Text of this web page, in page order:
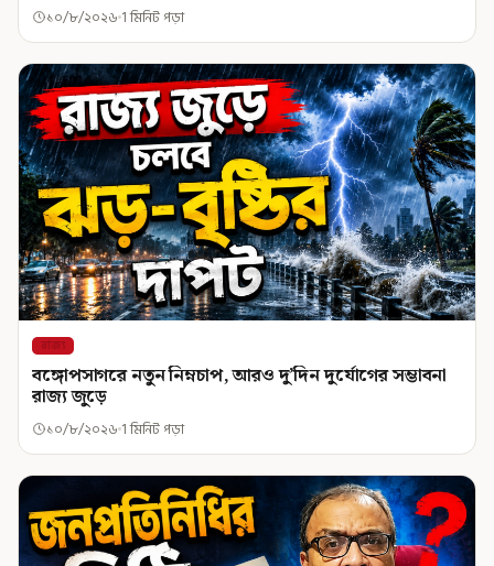
১০/৮/২০২৬ 1 মিনিট পড়া
রাজ্য
বঙ্গোপসাগরে নতুন নিম্নচাপ, আরও দু’দিন দুর্যোগের সম্ভাবনা
রাজ্য জুড়ে
১০/৮/২০২৬ 1 মিনিট পড়া